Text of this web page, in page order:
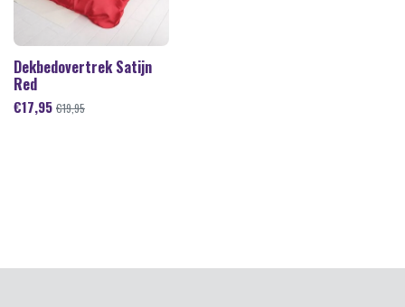
Dekbedovertrek Satijn
Red
€17,95 €19,95